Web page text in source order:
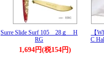
Surre Slide Surf 105 28ｇ H
RG
1,694円(税154円)
【
C